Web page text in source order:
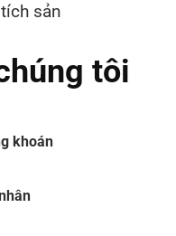
sản
tôi
khoán